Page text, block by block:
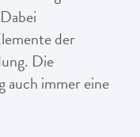
der
Die
auch immer eine